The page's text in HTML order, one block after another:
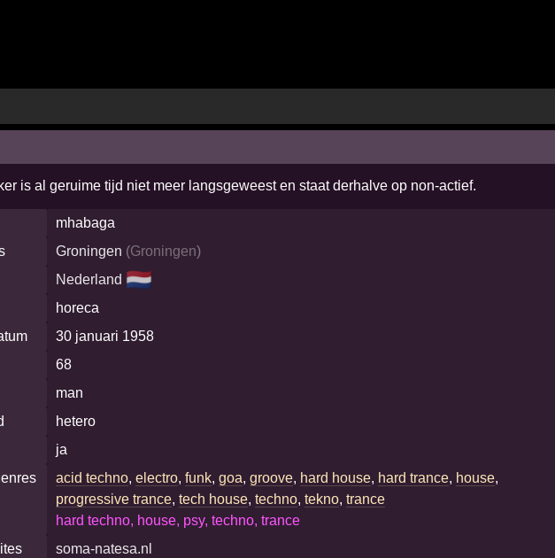
is al geruime tijd niet meer langsgeweest en staat derhalve op non-actief.
mhabaga
Groningen (Groningen)
Nederland 🇳🇱
horeca
30 januari 1958
68
man
hetero
ja
acid techno,electro,funk,goa,groove, hard house, hard trance, house,
progressive trance,tech house,techno,tekno,trance
hard techno, house, psy, techno, trance
soma-natesa.nl